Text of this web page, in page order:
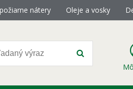
nátery Oleje a vosky